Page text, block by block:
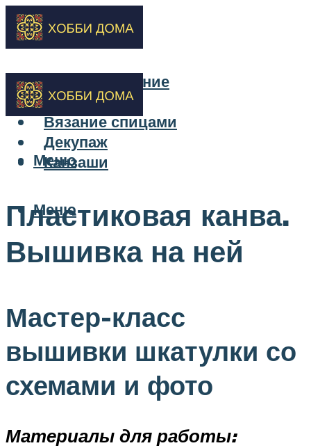
Бисероплетение
Вышивка
Вязание спицами
Декупаж
Канзаши
Меню
Меню
Пластиковая канва.
Вышивка на ней
Мастер-класс
вышивки шкатулки со
схемами и фото
Материалы для работы: